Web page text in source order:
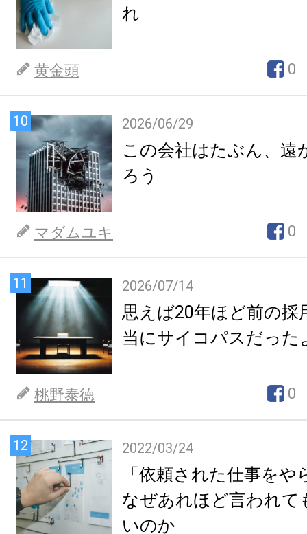
れ
黄金頭 0
10 2026/06/29
この会社はたぶん、遠
ろう
マダムユキ 0
11 2026/07/14
思えば20年ほど前の採
当にサイコパスだった
桃野泰徳 0
12 2022/03/24
「依頼された仕事を
なぜあれほど言われて
いのか